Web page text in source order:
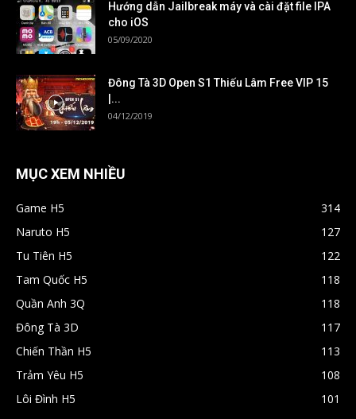
Hướng dẫn Jailbreak máy và cài đặt file IPA
cho iOS
05/09/2020
Đông Tà 3D Open S1 Thiếu Lâm Free VIP 15
|...
04/12/2019
MỤC XEM NHIỀU
Game H5
314
Naruto H5
127
Tu Tiên H5
122
Tam Quốc H5
118
Quần Anh 3Q
118
Đông Tà 3D
117
Chiến Thần H5
113
Trảm Yêu H5
108
Lôi Đình H5
101